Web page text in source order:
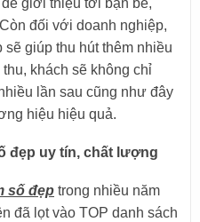
giới thiệu tới bạn bè,
đối với doanh nghiệp,
giúp thu hút thêm nhiều
khách sẽ không chỉ
lần sau cũng như đây
hiệu hiệu quả.
đẹp uy tín, chất lượng
số đẹp trong nhiều năm
đã lọt vào TOP danh sách